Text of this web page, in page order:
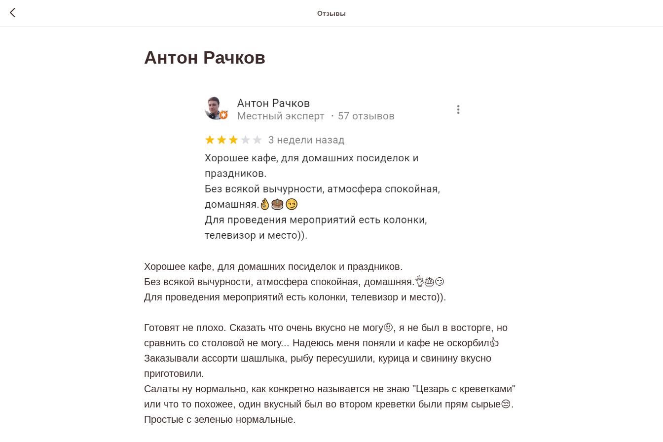
Отзывы
Антон Рачков
Хорошее кафе, для домашних посиделок и праздников.
Без всякой вычурности, атмосфера спокойная, домашняя.👌🎂😏
Для проведения мероприятий есть колонки, телевизор и место)).
Готовят не плохо. Сказать что очень вкусно не могу🤨, я не был в восторге, но
сравнить со столовой не могу... Надеюсь меня поняли и кафе не оскорбил👍
Заказывали ассорти шашлыка, рыбу пересушили, курица и свинину вкусно
приготовили.
Салаты ну нормально, как конкретно называется не знаю "Цезарь с креветками"
или что то похожее, один вкусный был во втором креветки были прям сырые😒.
Простые с зеленью нормальные.